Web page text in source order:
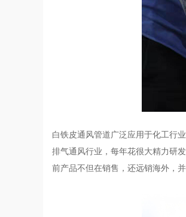
白铁皮通风管道广泛应用于化工行
排气通风行业，每年花很大精力研
前产品不但在销售，还远销海外，并